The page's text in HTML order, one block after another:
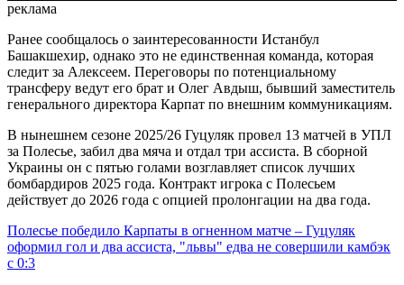
реклама
Ранее сообщалось о заинтересованности Истанбул
Башакшехир, однако это не единственная команда, которая
следит за Алексеем. Переговоры по потенциальному
трансферу ведут его брат и Олег Авдыш, бывший заместитель
генерального директора Карпат по внешним коммуникациям.
В нынешнем сезоне 2025/26 Гуцуляк провел 13 матчей в УПЛ
за Полесье, забил два мяча и отдал три ассиста. В сборной
Украины он с пятью голами возглавляет список лучших
бомбардиров 2025 года. Контракт игрока с Полесьем
действует до 2026 года с опцией пролонгации на два года.
Полесье победило Карпаты в огненном матче – Гуцуляк
оформил гол и два ассиста, "львы" едва не совершили камбэк
с 0:3